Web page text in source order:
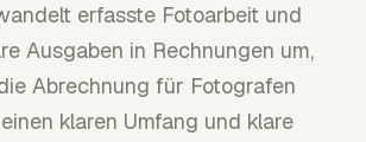
erfasste Fotoarbeit und
Ausgaben in Rechnungen um,
Abrechnung für Fotografen
klaren Umfang und klare